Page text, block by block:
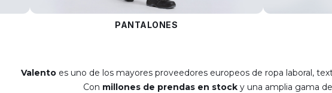
PANTALONES
Valento es uno de los mayores proveedores europeos de ropa laboral,
Con millones de prendas en stocky una amplia gama